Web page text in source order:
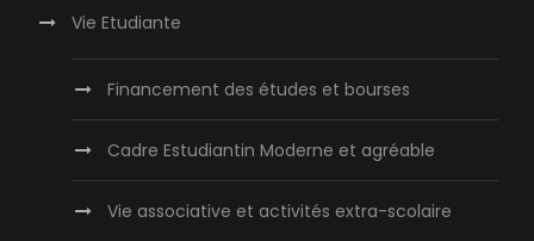
Vie Etudiante
Financement des études et bourses
Cadre Estudiantin Moderne et agréable
Vie associative et activités extra-scolaire